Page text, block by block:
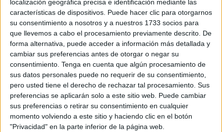
localización geográfica precisa e identificación mediante las
características de dispositivos. Puede hacer clic para otorgarnos
su consentimiento a nosotros y a nuestros 1733 socios para
que llevemos a cabo el procesamiento previamente descrito. De
forma alternativa, puede acceder a información más detallada y
cambiar sus preferencias antes de otorgar o negar su
consentimiento. Tenga en cuenta que algún procesamiento de
sus datos personales puede no requerir de su consentimiento,
pero usted tiene el derecho de rechazar tal procesamiento. Sus
preferencias se aplicarán solo a este sitio web. Puede cambiar
sus preferencias o retirar su consentimiento en cualquier
momento volviendo a este sitio y haciendo clic en el botón
"Privacidad" en la parte inferior de la página web.
sido la vía elegida por el ceutí Jorge Montiel para difundir
un vídeo en el que recoge cómo ha sufrido en sus propias
carnes una situación que se repite a diario y se ve
recrudecida los fines de semana.
Alude Montiel a la “poca vergüenza” de sumar minutos
esperando atrapado en una cola que bloquea todo la
vuelta al puerto deportivo. “A metro por minuto” se avanza,
expone indignado en una grabación que ha contado con el
respaldo de muchos otros afectados que se ven